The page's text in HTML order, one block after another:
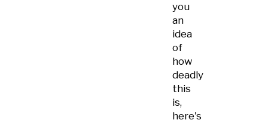
you
an
idea
of
how
deadly
this
is,
here's